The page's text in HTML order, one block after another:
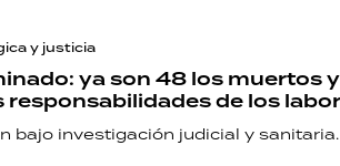
y justicia
ya son 48 los muertos
responsabilidades de los
bajo investigación judicial y sanitaria.